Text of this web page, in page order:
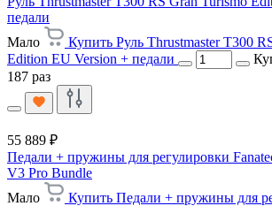
педали
Мало
Купить Руль Thrustmaster T300
Edition EU Version + педали
187 раз
55 889 ₽
Педали + пружины для регулировки
V3 Pro Bundle
Мало
Купить Педали + пружины для